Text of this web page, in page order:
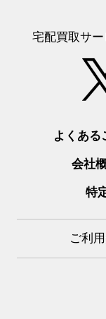
宅配買取サ
よくある
会社
特
ご利